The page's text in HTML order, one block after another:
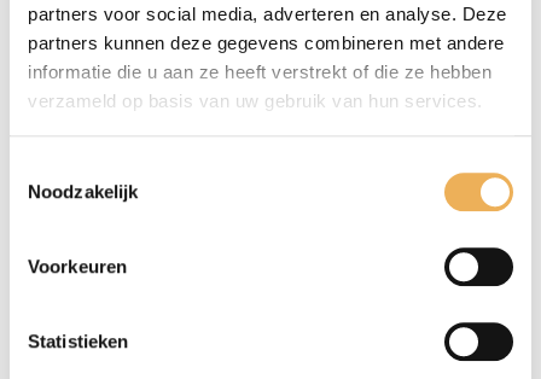
partners voor social media, adverteren en analyse. Deze
partners kunnen deze gegevens combineren met andere
informatie die u aan ze heeft verstrekt of die ze hebben
verzameld op basis van uw gebruik van hun services.
Noodzakelijk
Voorkeuren
Statistieken
tweede laag wordt opgebracht. Een derde
laag is wel aan te bevelen, maar niet
noodzakelijk.
water dompelen dit in verband met de
Altijd eerst een proefstukje opzetten.